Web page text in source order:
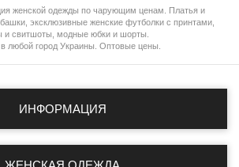
женской одежды по чарующим ценам. Платья и
эксклюзивные женские футболки с принтами,
и свитшоты, модные юбки и шорты.
в любой город Украины. Оптовые цены.
ИНФОРМАЦИЯ